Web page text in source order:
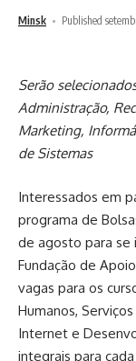
Minsk Published
Serão
Administração,
Marketing,
de Sistemas
Interessados em
programa de
de agosto para se
Fundação de
vagas para os
Humanos,
Internet e
integrais para